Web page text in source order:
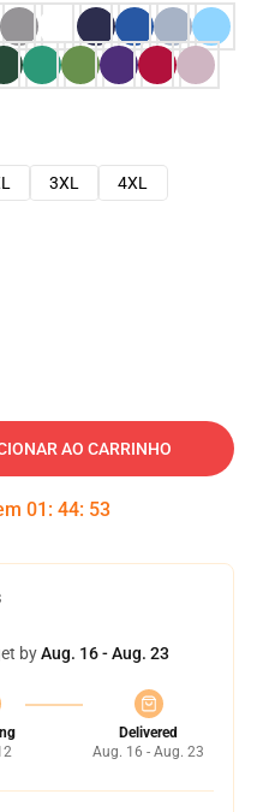
3XL
4XL
AO CARRINHO
01 : 44: 52
byAug. 16 - Aug. 23
Delivered
Aug. 16 - Aug. 23